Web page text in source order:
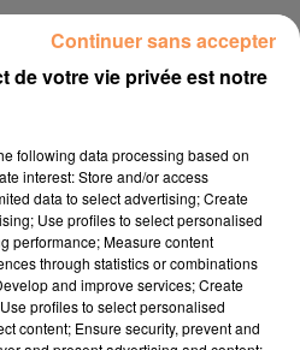
"PELIBAT CAMP" À LAROIN,
de votre vie privée est notre
following data processing based on
interest: Store and/or access
data to select advertising; Create
Use profiles to select personalised
performance; Measure content
through statistics or combinations
and improve services; Create
profiles to select personalised
content; Ensure security, prevent and
Continuer sans accepter